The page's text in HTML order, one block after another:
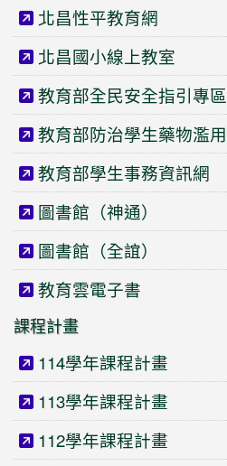
北昌性平教育網
北昌國小線上教室
教育部全民安全指引專區
教育部防治學生藥物濫
教育部學生事務資訊網
圖書館（神通）
圖書館（全誼）
教育雲電子書
課程計畫
114學年課程計畫
113學年課程計畫
112學年課程計畫